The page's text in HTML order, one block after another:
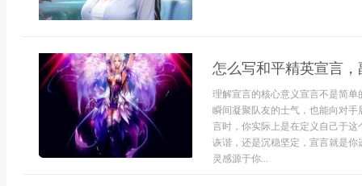
怎么写和平精英宣言
理解宣言的核心意义宣言不是简
瞬间凝聚队友的士气，也能向对
言时，你实际上是在定义自己于
诙谐，还是沉稳坚定，宣言就是
灵感源于你...